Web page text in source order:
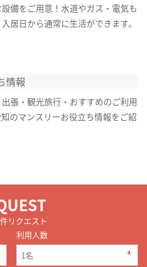
備をご用意！水道やガス・電気も
居日から通常に生活ができます。
情報
張・観光旅行・おすすめのご利用
のマンスリーお役立ち情報をご紹
リクエスト
利用人数